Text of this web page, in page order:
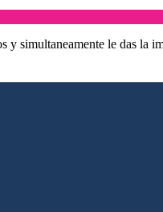
y simultaneamente le das la